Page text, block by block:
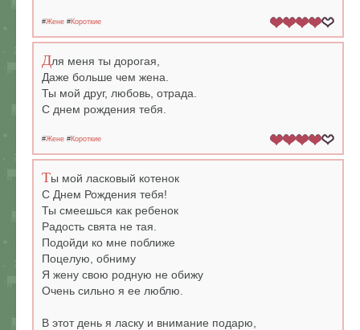
#Жене #Короткие
Для меня ты дорогая,
Даже больше чем жена.
Ты мой друг, любовь, отрада.
С днем рождения тебя.
#Жене #Короткие
Ты мой ласковый котенок
С Днем Рождения тебя!
Ты смеешься как ребенок
Радость свята не тая.
Подойди ко мне поближе
Поцелую, обниму
Я жену свою родную не обижу
Очень сильно я ее люблю.
В этот день я ласку и внимание подарю,